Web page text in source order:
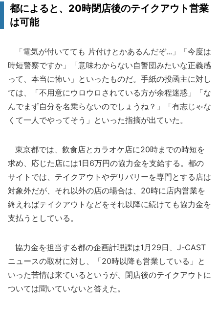
都によると、20時閉店後のテイクアウト営業
は可能
「電気が付いてても 片付けとかあるんだぞ...」「今度は
時短警察ですか」「意味わからない自警団みたいな正義感
って、本当に怖い」といったものだ。手紙の投函主に対し
ては、「不用意にウロウロされている方が余程迷惑」「な
んでまず自分を名乗らないのでしょうね？」「有志じゃな
くて一人でやってそう」といった指摘が出ていた。
東京都では、飲食店とカラオケ店に20時までの時短を
求め、応じた店には1日6万円の協力金を支給する。都の
サイトでは、テイクアウトやデリバリーを専門とする店は
対象外だが、それ以外の店の場合は、20時に店内営業を
終えればテイクアウトなどをそれ以降に続けても協力金を
支払うとしている。
協力金を担当する都の企画計理課は1月29日、J-CAST
ニュースの取材に対し、「20時以降も営業している」と
いった苦情は来ているというが、閉店後のテイクアウトに
ついては聞いていないと答えた。